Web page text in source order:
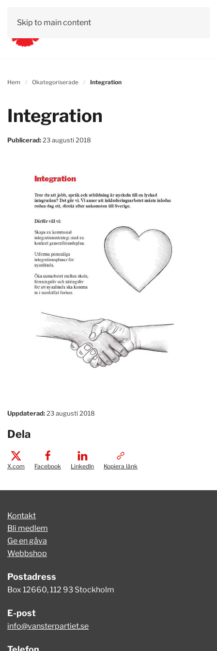
Skip to main content
Hem Okategoriserade Integration
Integration
Publicerad: 23 augusti 2018
Uppdaterad:23 augusti 2018
Dela
X.com Facebook LinkedIn Kopiera länk
Kontakt
Bli medlem
Ge en gåva
Webbshop
Postadress
Box 12660, 112 93 Stockholm
E-post
info@vansterpartiet.se